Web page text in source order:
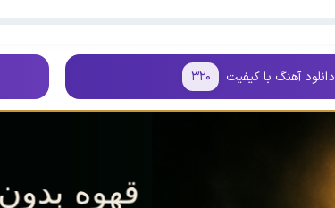
دانلود آهنگ با کیفیت ۳۲۰